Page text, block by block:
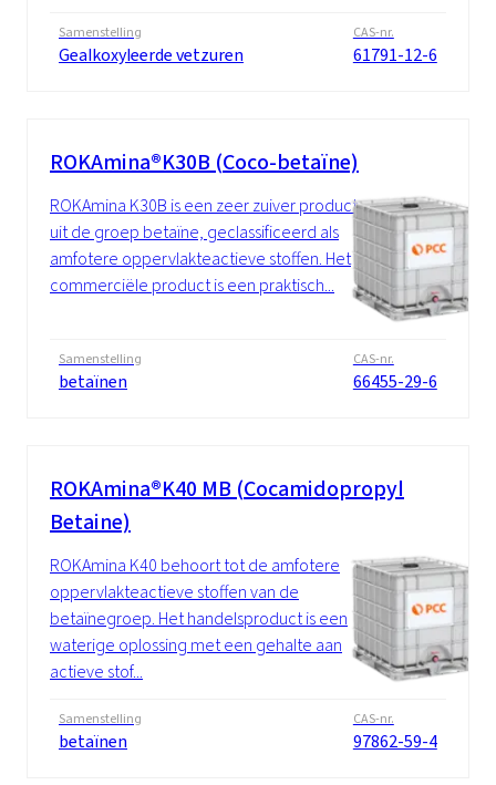
Samenstelling
Gealkoxyleerde vetzuren
CAS-nr.
61791-12-6
ROKAmina®K30B (Coco-betaïne)
ROKAmina K30B is een zeer zuiver product
uit de groep betaïne, geclassificeerd als
amfotere oppervlakteactieve stoffen. Het
commerciële product is een praktisch...
Samenstelling
betaïnen
CAS-nr.
66455-29-6
ROKAmina®K40 MB (Cocamidopropyl
Betaine)
ROKAmina K40 behoort tot de amfotere
oppervlakteactieve stoffen van de
betaïnegroep. Het handelsproduct is een
waterige oplossing met een gehalte aan
actieve stof...
Samenstelling
betaïnen
CAS-nr.
97862-59-4